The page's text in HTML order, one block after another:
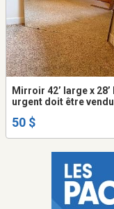
Mirroir 42’ large x 28’
urgent doit être vendu
50 $